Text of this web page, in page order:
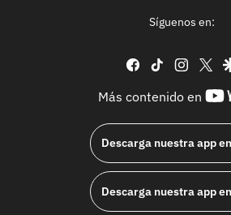
Síguenos en:
facebook
tiktok
Más contenido en
Descarga nuestra app en
Descarga nuestra app en